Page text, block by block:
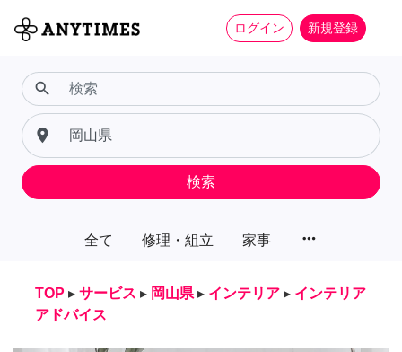
ログイン 新規登録
全て 修理・組立 家事 more_horiz
search
place
検索
TOP ▸ サービス ▸ 岡山県 ▸ インテリア ▸ インテリア
アドバイス